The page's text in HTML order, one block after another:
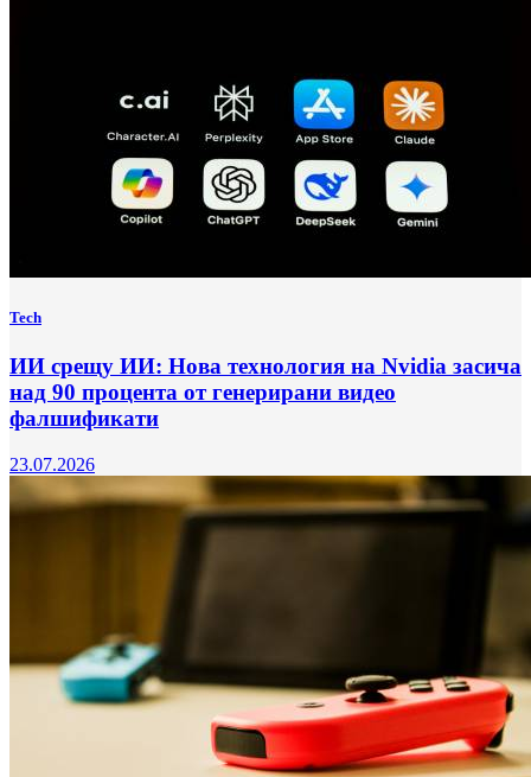
Tech
ИИ срещу ИИ: Нова технология на Nvidia засича
над 90 процента от генерирани видео
фалшификати
23.07.2026